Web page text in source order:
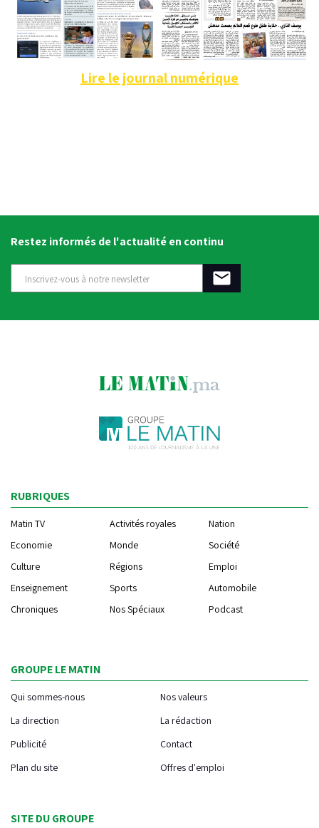
Lire le journal numérique
Restez informés de l'actualité en continu
RUBRIQUES
Matin TV Activités royales
Nation
Economie
Monde
Société
Culture
Régions
Emploi
Enseignement
Sports
Automobile
Chroniques
Nos Spéciaux Podcast
GROUPE LE MATIN
Qui sommes-nous
Nos valeurs
La direction
La rédaction
Publicité
Contact
Plan du site
Offres d'emploi
SITE DU GROUPE